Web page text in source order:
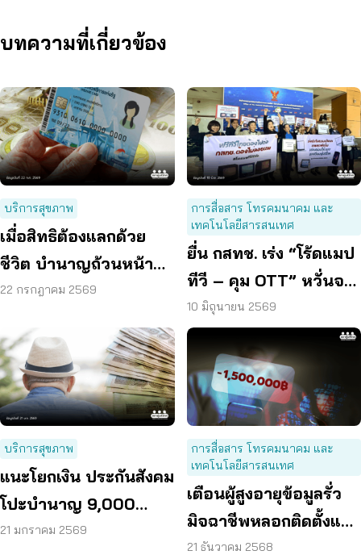
บทความที่เกี่ยวข้อง
บริการสุขภาพ
เมื่อสิทธิต้องแลกด้วย
ชีวิต บำนาญถ้วนหน้า
คือคำตอบของสังคมสูง
22 กรกฎาคม 2569
การสื่อสาร โทรคมนาคม และ
เทคโนโลยีสารสนเทศ
ยื่น กสทช. เร่ง “โร้ดแมป
ทีวี – คุม OTT” หวั่นจอ
ดับ ซ้ำเติมกลุ่มเปราะบาง
10 มิถุนายน 2569
บริการสุขภาพ
แนะโยกเงิน ประกันสังคม
โปะบำนาญ 9,000
บาท/เดือน
21 มกราคม 2569
การสื่อสาร โทรคมนาคม และ
เทคโนโลยีสารสนเทศ
เตือนผู้สูงอายุข้อมูลรั่ว
มิจฉาชีพหลอกติดตั้งแอ
ปดูดเงิน สูญกว่า 1.5 ล้าน
21 ธันวาคม 2568